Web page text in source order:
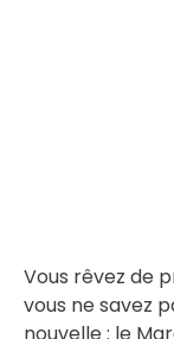
Vous rêvez de
vous ne savez